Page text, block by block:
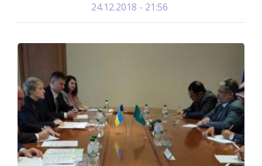
24.12.2018 - 21:56